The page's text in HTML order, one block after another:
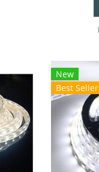
New
Best Seller